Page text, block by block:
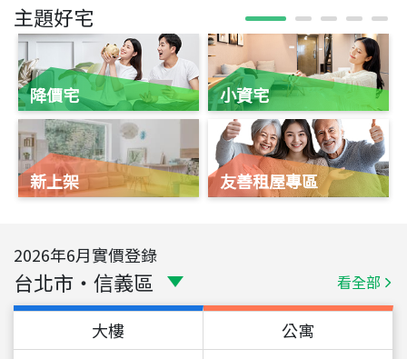
主題好宅
降價宅
新上架
小資宅
友善租屋專區
2026年6月實價登錄
台北市 ・ 信義區 看全部
大樓 公寓